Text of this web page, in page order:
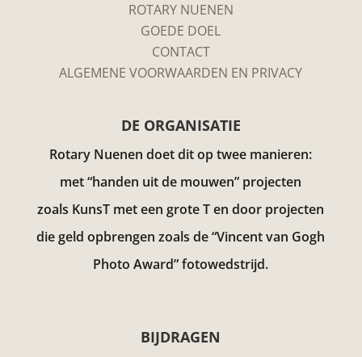
ROTARY NUENEN
GOEDE DOEL
CONTACT
ALGEMENE VOORWAARDEN EN PRIVACY
DE ORGANISATIE
Rotary Nuenen doet dit op twee manieren:
met “handen uit de mouwen” projecten
zoals KunsT met een grote T en door projecten
die geld opbrengen zoals de “Vincent van Gogh
Photo Award” fotowedstrijd.
BIJDRAGEN